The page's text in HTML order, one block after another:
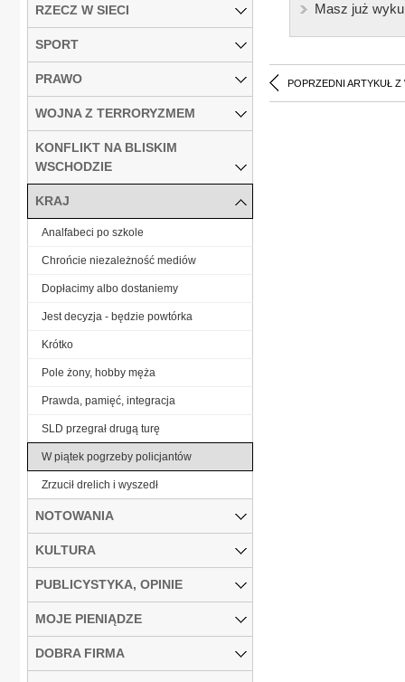
Masz już
POPRZEDNI ARTYKUŁ Z
RZECZ W SIECI
SPORT
PRAWO
WOJNA Z TERRORYZMEM
KONFLIKT NA BLISKIM
WSCHODZIE
KRAJ
Analfabeci po szkole
Chrońcie niezależność mediów
Dopłacimy albo dostaniemy
Jest decyzja - będzie powtórka
Krótko
Pole żony, hobby męża
Prawda, pamięć, integracja
SLD przegrał drugą turę
W piątek pogrzeby policjantów
Zrzucił drelich i wyszedł
NOTOWANIA
KULTURA
PUBLICYSTYKA, OPINIE
MOJE PIENIĄDZE
DOBRA FIRMA